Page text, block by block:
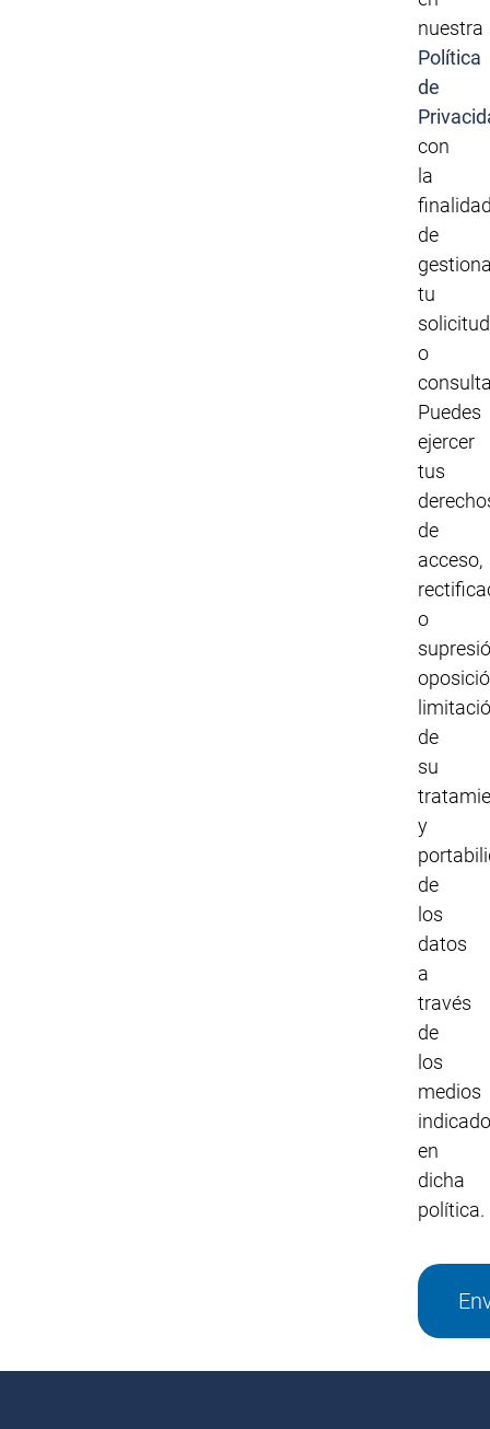
nuestra
Política
de
con
la
de
tu
solicitud
o
Puedes
ejercer
tus
de
acceso,
o
de
su
y
de
los
datos
a
través
de
los
medios
en
dicha
política.